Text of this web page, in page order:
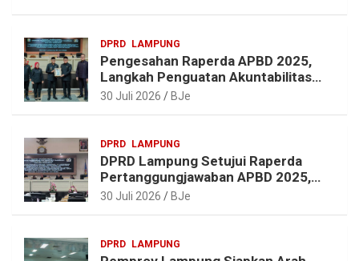
m
k
s
t
p
DPRD LAMPUNG
Pengesahan Raperda APBD 2025,
Langkah Penguatan Akuntabilitas
dan Pembangunan Lampung
30 Juli 2026 BJe
DPRD LAMPUNG
DPRD Lampung Setujui Raperda
Pertanggungjawaban APBD 2025,
Beri Sejumlah Rekomendasi
30 Juli 2026 BJe
DPRD LAMPUNG